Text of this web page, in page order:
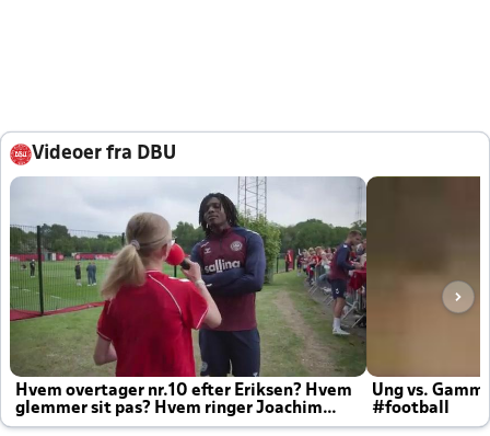
Videoer fra DBU
Hvem overtager nr.10 efter Eriksen? Hvem
glemmer sit pas? Hvem ringer Joachim
altid til efter kampe?
Ung vs.
#football